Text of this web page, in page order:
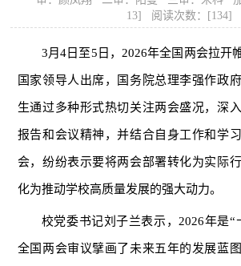
13] 阅读次数：[134]
3月4日至5日，2026年全国两会拉开
国家领导人出席，国务院总理李强作政
生通过多种形式热切关注两会盛况，深
报告和会议精神，并结合自身工作和学
会，纷纷表示要将两会部署转化为实际
化为推动学校高质量发展的强大动力。
校党委书记刘子兰表示，2026年是“
全国两会审议擘画了未来五年的发展蓝